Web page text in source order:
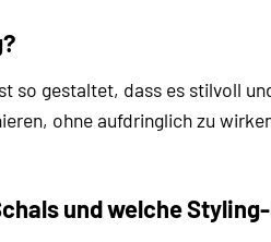
so gestaltet, dass es stilvoll
ohne aufdringlich zu
und welche